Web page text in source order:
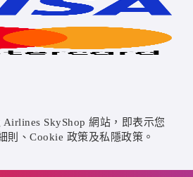
SkyShop 網站，即表示您
則、Cookie 政策及私隱政策。